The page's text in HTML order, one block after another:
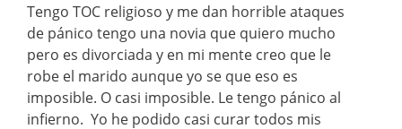
Tengo TOC religioso y me dan horrible ataques
de pánico tengo una novia que quiero mucho
pero es divorciada y en mi mente creo que le
robe el marido aunque yo se que eso es
imposible. O casi imposible. Le tengo pánico al
infierno. Yo he podido casi curar todos mis